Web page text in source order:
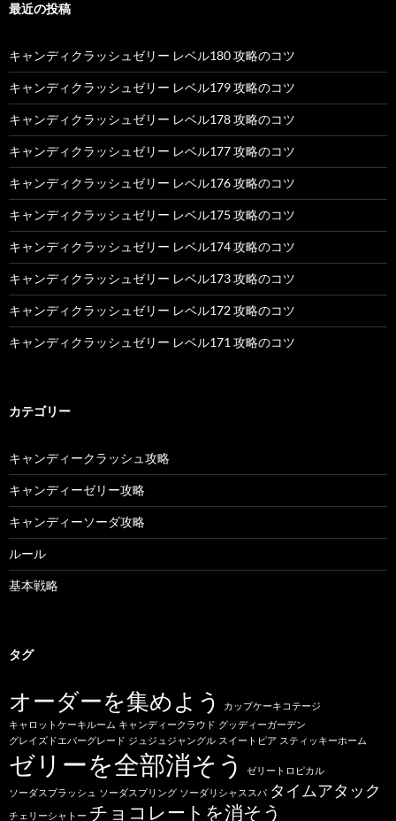
最近の投稿
キャンディクラッシュゼリー レベル180 攻略のコツ
キャンディクラッシュゼリー レベル179 攻略のコツ
キャンディクラッシュゼリー レベル178 攻略のコツ
キャンディクラッシュゼリー レベル177 攻略のコツ
キャンディクラッシュゼリー レベル176 攻略のコツ
キャンディクラッシュゼリー レベル175 攻略のコツ
キャンディクラッシュゼリー レベル174 攻略のコツ
キャンディクラッシュゼリー レベル173 攻略のコツ
キャンディクラッシュゼリー レベル172 攻略のコツ
キャンディクラッシュゼリー レベル171 攻略のコツ
カテゴリー
キャンディークラッシュ攻略
キャンディーゼリー攻略
キャンディーソーダ攻略
ルール
基本戦略
タグ
オーダーを集めよう
カップケーキコテージ
キャロットケーキルーム キャンディークラウド グッディーガーデン
グレイズドエバーグレード ジュジュジャングル スイートピア スティッキーホーム
ゼリーを全部消そう
ゼリートロピカル
ソーダスプラッシュ ソーダスプリング ソーダリシャススパ タイムアタック
チェリーシャトー チョコレートを消そう